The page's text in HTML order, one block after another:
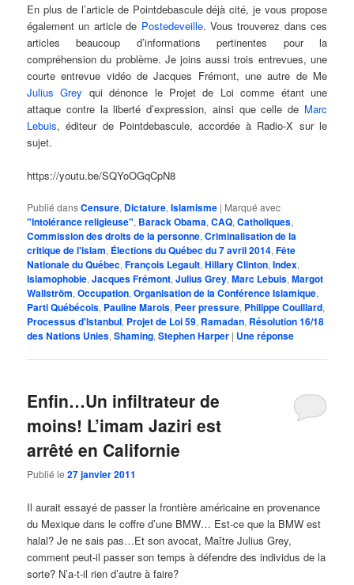
En plus de l’article de Pointdebascule déjà cité, je vous propose
également un article de Postedeveille. Vous trouverez dans ces
articles beaucoup d’informations pertinentes pour la
compréhension du problème. Je joins aussi trois entrevues, une
courte entrevue vidéo de Jacques Frémont, une autre de Me
Julius Grey qui dénonce le Projet de Loi comme étant une
attaque contre la liberté d’expression, ainsi que celle de Marc
Lebuis, éditeur de Pointdebascule, accordée à Radio-X sur le
sujet.
https://youtu.be/SQYoOGqCpN8
Publié dansCensure, Dictature,Islamisme | Marqué avec
"Intolérance religieuse", Barack Obama,CAQ,Catholiques,
Commission des droits de la personne,Criminalisation de la
critique de l'islam, Élections du Québec du 7 avril 2014,Fête
Nationale du Québec,François Legault,Hillary Clinton,Index,
Islamophobie,Jacques Frémont,Julius Grey,Marc Lebuis,Margot
Wallström,Occupation,Organisation de la Conférence Islamique,
Parti Québécois, Pauline Marois, Peer pressure, Philippe Couillard,
Processus d'Istanbul, Projet de Loi 59, Ramadan, Résolution 16/18
des Nations Unies,Shaming,Stephen Harper | Uneréponse
Enfin…Un infiltrateur de
moins! L’imam Jaziri est
arrêté en Californie
Publié le27 janvier 2011
Il aurait essayé de passer la frontière américaine en provenance
du Mexique dans le coffre d’une BMW… Est-ce que la BMW est
halal? Je ne sais pas…Et son avocat, Maître Julius Grey,
comment peut-il passer son temps à défendre des individus de la
sorte? N’a-t-il rien d’autre à faire?